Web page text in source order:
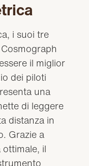
i suoi tre
il miglior
dei piloti
una
di leggere
distanza in
Grazie a
il